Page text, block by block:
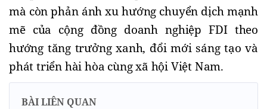
mà còn phản ánh xu hướng chuyển dịch mạnh
mẽ của cộng đồng doanh nghiệp FDI theo
hướng tăng trưởng xanh, đổi mới sáng tạo và
phát triển hài hòa cùng xã hội Việt Nam.
BÀI LIÊN QUAN